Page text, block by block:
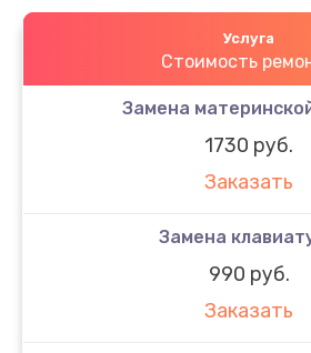
Услуга
Стоимость
Замена
1730 руб.
Заказать
Замена
990 руб.
Заказать